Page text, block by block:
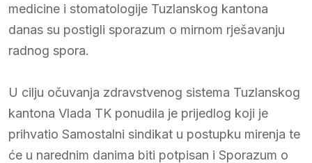
medicine i stomatologije Tuzlanskog kantona
danas su postigli sporazum o mirnom rješavanju
radnog spora.
U cilju očuvanja zdravstvenog sistema Tuzlanskog
kantona Vlada TK ponudila je prijedlog koji je
prihvatio Samostalni sindikat u postupku mirenja te
će u narednim danima biti potpisan i Sporazum o